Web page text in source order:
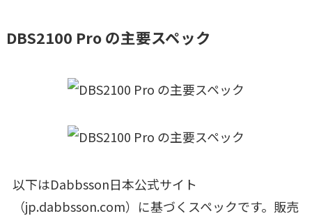
DBS2100 Pro の主要スペック
以下はDabbsson日本公式サイト
（jp.dabbsson.com）に基づくスペックです。販売